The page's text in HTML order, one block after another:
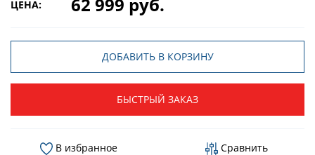
ЦЕНА:
ДОБАВИТЬ В КОРЗИНУ
БЫСТРЫЙ ЗАКАЗ
В избранное Сравнить